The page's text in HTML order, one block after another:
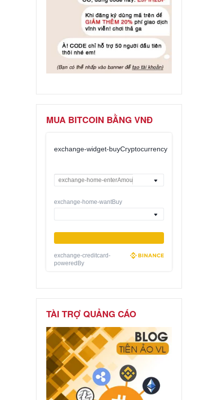
MUA BITCOIN BẰNG VNĐ
exchange-widget-buyCryptocurrency
exchange-home-wantBuy
exchange-creditcard-
poweredBy
TÀI TRỢ QUẢNG CÁO